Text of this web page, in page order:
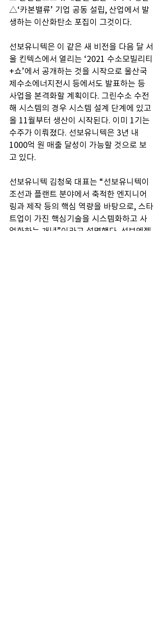
△‘카본밸류’ 기업 공동 설립, 산업에서 발
생하는 이산화탄소 포집이 그것이다.
선보유니텍은 이 같은 새 비전을 다음 달 서
울 킨텍스에서 열리는 ‘2021 수소모빌리티
+쇼’에서 공개하는 것을 시작으로 울산국
제수소에너지전시 등에서도 발표하는 등
사업을 본격화할 계획이다. 그린수소 수전
해 시스템의 경우 시스템 설계 단계에 있고
올 11월부터 생산이 시작된다. 이미 1기는
수주가 이뤄졌다. 선보유니텍은 3년 내
1000억 원 매출 달성이 가능할 것으로 보
고 있다.
선보유니텍 김청욱 대표는 “선보유니텍이
조선과 플랜트 분야에서 축적한 엔지니어
링과 제작 등의 핵심 역량을 바탕으로, 스타
트업이 가진 핵심기술을 시스템화하고 사
업화하는 개념”이라고 설명했다. 선보엔젤